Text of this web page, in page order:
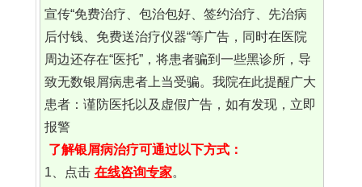
宣传“免费治疗、包治包好、签约治疗、先治病
后付钱、免费送治疗仪器“等广告，同时在医院
周边还存在“医托”，将患者骗到一些黑诊所，导
致无数银屑病患者上当受骗。我院在此提醒广大
患者：谨防医托以及虚假广告，如有发现，立即
报警
了解银屑病治疗可通过以下方式：
1、点击 在线咨询专家。